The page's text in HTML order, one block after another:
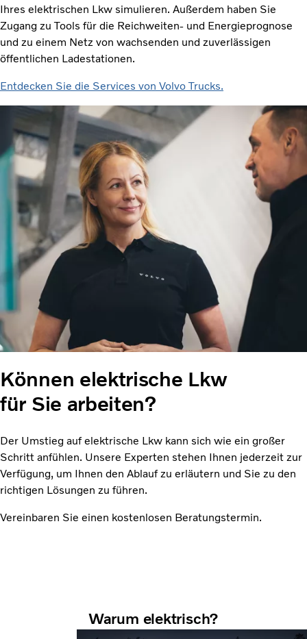
Ihres elektrischen Lkw simulieren. Außerdem haben Sie
Zugang zu Tools für die Reichweiten- und Energieprognose
und zu einem Netz von wachsenden und zuverlässigen
öffentlichen Ladestationen.
Entdecken Sie die Services von Volvo Trucks.
Können elektrische Lkw
für Sie arbeiten?
Der Umstieg auf elektrische Lkw kann sich wie ein großer
Schritt anfühlen. Unsere Experten stehen Ihnen jederzeit zur
Verfügung, um Ihnen den Ablauf zu erläutern und Sie zu den
richtigen Lösungen zu führen.
Vereinbaren Sie einen kostenlosen Beratungstermin.
Warum elektrisch?